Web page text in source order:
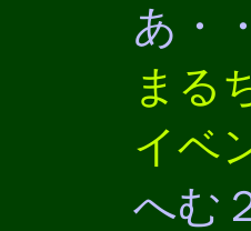
あ・
まる
イベ
へむ